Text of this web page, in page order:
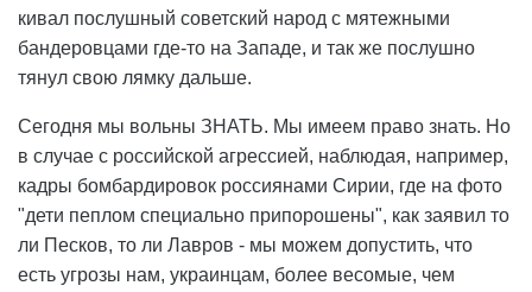
кивал послушный советский народ с мятежными
бандеровцами где-то на Западе, и так же послушно
тянул свою лямку дальше.
Сегодня мы вольны ЗНАТЬ. Мы имеем право знать. Но
в случае с российской агрессией, наблюдая, например,
кадры бомбардировок россиянами Сирии, где на фото
"дети пеплом специально припорошены", как заявил то
ли Песков, то ли Лавров - мы можем допустить, что
есть угрозы нам, украинцам, более весомые, чем